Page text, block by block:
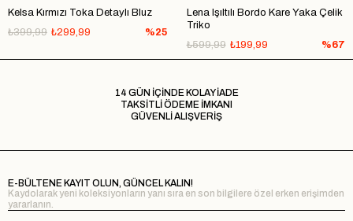
Kelsa Kırmızı Toka Detaylı Bluz
₺299,99
₺399,99 %25
Lena Işıltılı Bordo Kare Yaka Çelik
Triko
₺199,99
₺599,99 %67
14 GÜN İÇİNDE KOLAY İADE
TAKSİTLİ ÖDEME İMKANI
GÜVENLİ ALIŞVERİŞ
E-BÜLTENE KAYIT OLUN, GÜNCEL KALIN!
Kaydolarak yeni koleksiyonların yanı sıra en son bilgilere özel erken erişimden
yararlanın.